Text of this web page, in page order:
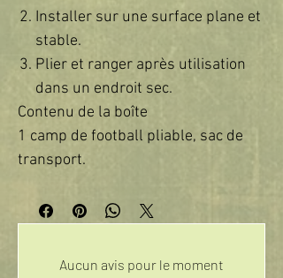
Installer sur une surface plane et
stable.
Plier et ranger après utilisation
dans un endroit sec.
Contenu de la boîte
1 camp de football pliable, sac de
transport.
Aucun avis pour le moment